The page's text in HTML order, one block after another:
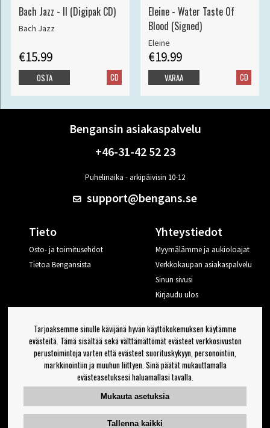
Bach Jazz - II (Digipak CD)
Bach Jazz
€15.99
CD
OSTA
Eleine - Water Taste Of
Blood (Signed)
Eleine
€19.99
CD
VARAA
Bengansin asiakaspalvelu
+46-31-42 52 23
Puhelinaika - arkipäivisin 10-12
support@bengans.se
Tieto
Osto- ja toimitusehdot
Tietoa Bengansista
Yhteystiedot
Myymälämme ja aukioloajat
Verkkokaupan asiakaspalvelu
Sinun sivusi
Kirjaudu ulos
Haluan vinkkejä Bengansilta
OK
Uutiskirjeen asetukset
Seuraa meitä
Tarjoaksemme sinulle kävijänä hyvän käyttökokemuksen käytämme
evästeitä. Tämä sisältää sekä välttämättömät evästeet verkkosivuston
perustoimintoja varten että evästeet suorituskykyyn, personointiin,
markkinointiin ja muuhun liittyen. Sinä päätät mukauttamalla
evästeasetuksesi haluamallasi tavalla.
Mukauta asetuksia
Tallenna kaikki